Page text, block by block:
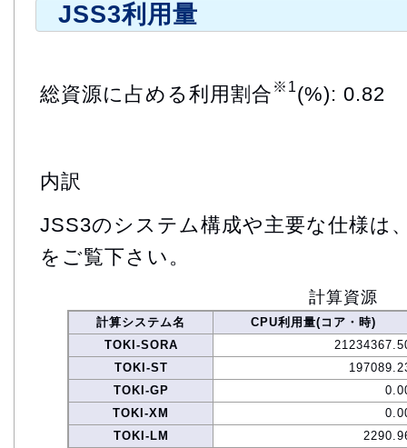
JSS3利用量
総資源に占める利用割合 ※1(%): 0.82
内訳
JSS3のシステム構成や主要な仕様は
をご覧下さい。
計算資源
計算システム名
CPU利用量(コア・時)
TOKI-SORA
TOKI-ST
TOKI-GP
TOKI-XM
TOKI-LM